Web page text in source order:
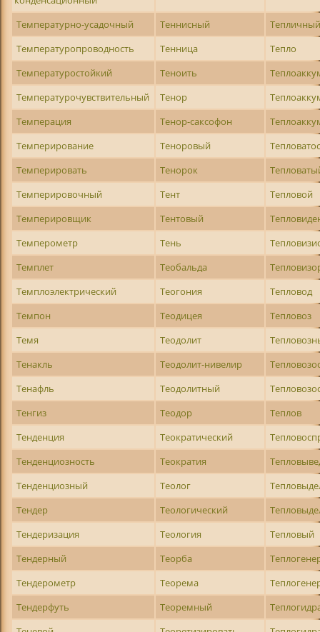
Температурно-усадочный Теннисный
Температуропроводность
Тенница
Тепло
Температуростойкий
Теноить
Температурочувствительный
Тенор
Темперация
Тенор-саксофон
Темперирование
Теноровый
Темперировать
Тенорок
Темперировочный
Тент
Тепловой
Темперировщик
Тентовый
Темперометр
Тень
Темплет
Теобальда
Темплоэлектрический
Теогония
Тепловод
Темпон
Теодицея
Тепловоз
Темя
Теодолит
Тенакль
Теодолит-нивелир
Тенафль
Теодолитный
Тенгиз
Теодор
Теплов
Тенденция
Теократический
Тенденциозность
Теократия
Тенденциозный
Теолог
Тендер
Теологический
Тендеризация
Теология
Тепловый
Тендерный
Теорба
Тендерометр
Теорема
Тендерфуть
Теоремный